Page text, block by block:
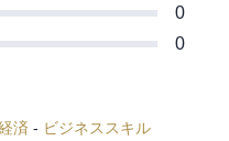
0
0
済 - ビジネススキル